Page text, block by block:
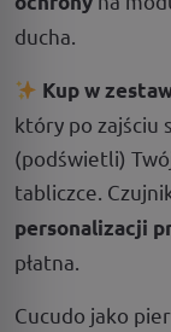
ducha.
Kup w
który po zajściu
(podświetli)
tabliczce.
personalizacji
płatna.
Cucudo jako